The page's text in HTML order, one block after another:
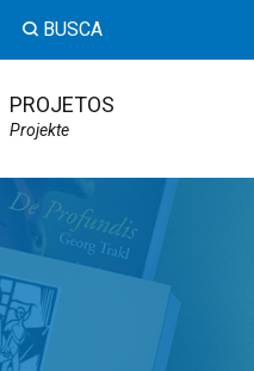
BUSCA
PROJETOS
Projekte